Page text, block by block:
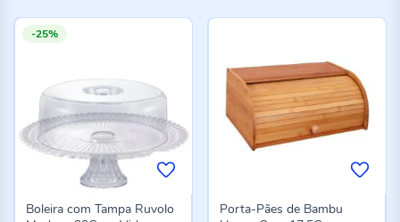
-25%
Boleira com Tampa Ruvolo
Porta-Pães de Bambu